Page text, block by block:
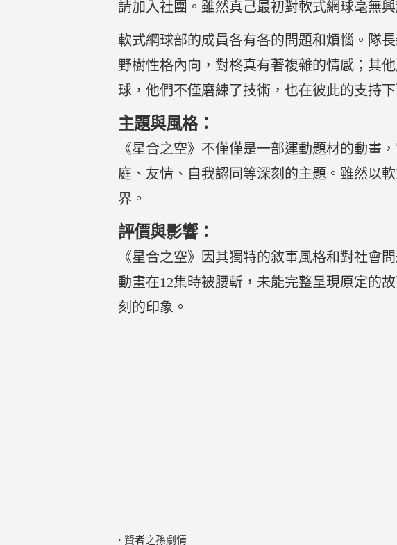
請加入社團。雖然真己最初對軟式網球毫無
軟式網球部的成員各有各的問題和煩惱。隊
野樹性格內向，對柊真有著複雜的情感；其
球，他們不僅磨練了技術，也在彼此的支持
主題與風格：
《星合之空》不僅僅是一部運動題材的動畫
庭、友情、自我認同等深刻的主題。雖然以
界。
評價與影響：
《星合之空》因其獨特的敘事風格和對社會
動畫在12集時被腰斬，未能完整呈現原定的
刻的印象。
· 賢者之孫劇情